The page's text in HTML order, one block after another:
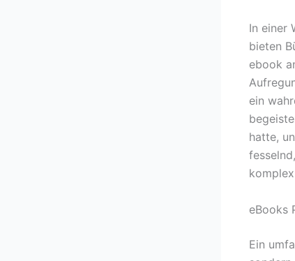
In einer
bieten
ebook
ein
hatte,
eBooks
Ein